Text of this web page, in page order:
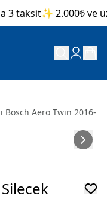
3 taksit✨ 2.000₺ ve
Bosch Aero Twin 2016-